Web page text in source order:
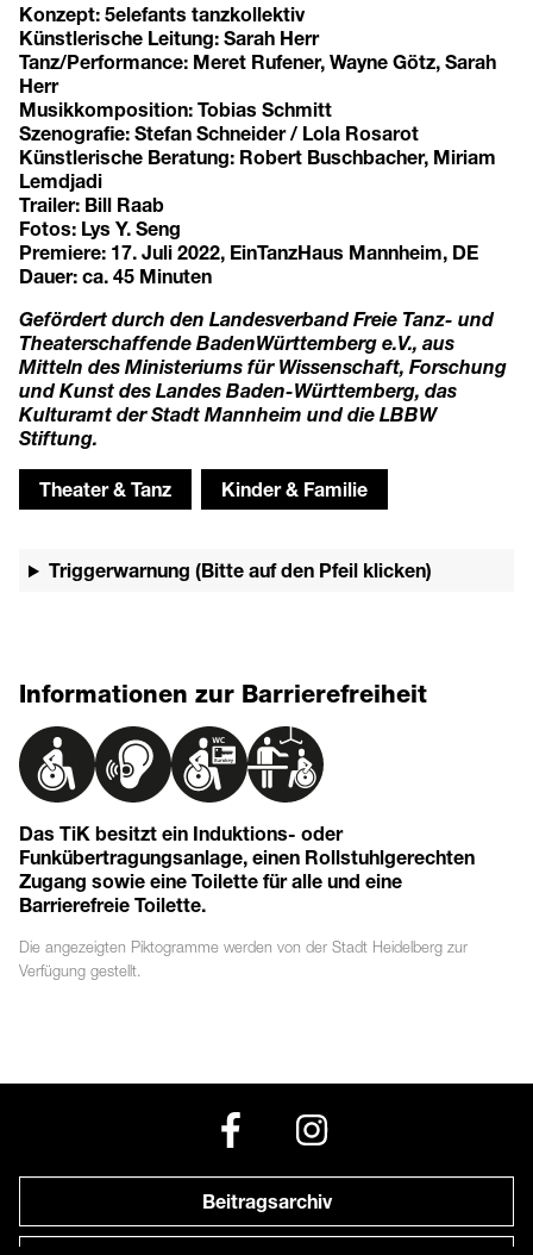
Konzept: 5elefants tanzkollektiv
Künstlerische Leitung: Sarah Herr
Tanz/Performance: Meret Rufener, Wayne Götz, Sarah
Herr
Musikkomposition: Tobias Schmitt
Szenografie: Stefan Schneider / Lola Rosarot
Künstlerische Beratung: Robert Buschbacher, Miriam
Lemdjadi
Trailer: Bill Raab
Fotos: Lys Y. Seng
Premiere: 17. Juli 2022, EinTanzHaus Mannheim, DE
Dauer: ca. 45 Minuten
Gefördert durch den Landesverband Freie Tanz- und
Theaterschaffende BadenWürttemberg e.V., aus
Mitteln des Ministeriums für Wissenschaft, Forschung
und Kunst des Landes Baden-Württemberg, das
Kulturamt der Stadt Mannheim und die LBBW
Stiftung.
Theater & Tanz Kinder & Familie
Triggerwarnung (Bitte auf den Pfeil klicken)
Informationen zur Barrierefreiheit
Das TiK besitzt ein Induktions- oder
Funkübertragungsanlage, einen Rollstuhlgerechten
Zugang sowie eine Toilette für alle und eine
Barrierefreie Toilette.
Die angezeigten Piktogramme werden von der Stadt Heidelberg zur
Verfügung gestellt.
Beitragsarchiv